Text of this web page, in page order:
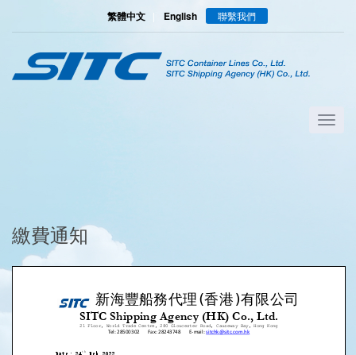
繁體中文| English 聯繫我們
繳費通知